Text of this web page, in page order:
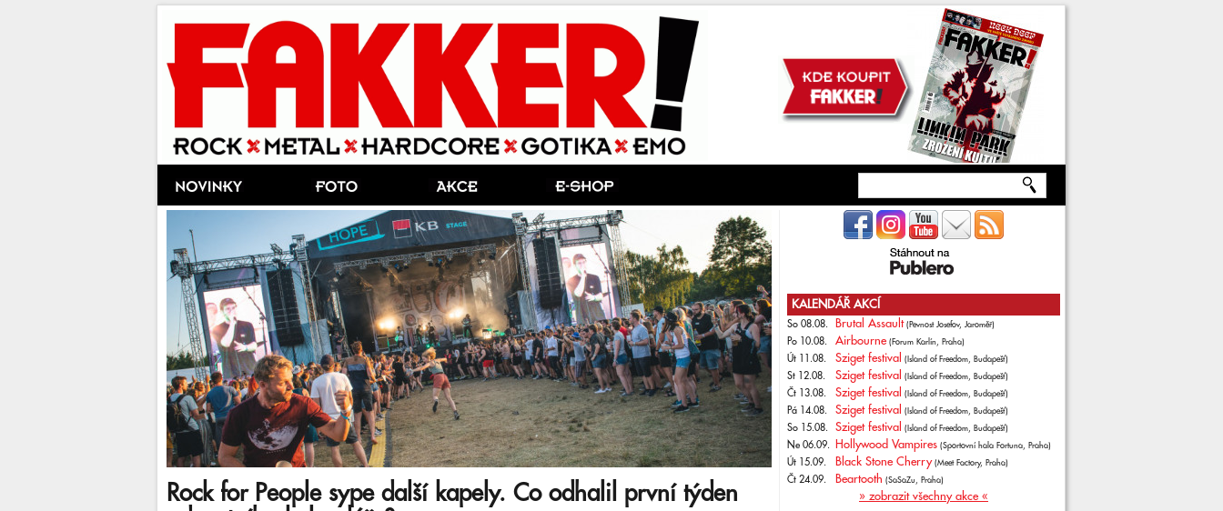
Rock for People sype další kapely. Co odhalil první týden
KALENDÁŘ AKCÍ
So 08.08. Brutal Assault (Pevnost Josefov, Jaroměř)
Po 10.08. Airbourne (Forum Karlín, Praha)
Út 11.08. Sziget festival (Island of Freedom, Budapešť)
St 12.08. Sziget festival (Island of Freedom, Budapešť)
Čt 13.08. Sziget festival (Island of Freedom, Budapešť)
Pá 14.08. Sziget festival (Island of Freedom, Budapešť)
So 15.08. Sziget festival (Island of Freedom, Budapešť)
Ne 06.09. Hollywood Vampires (Sportovní hala Fortuna, Praha)
Út 15.09. Black Stone Cherry (Meet Factory, Praha)
Čt 24.09. Beartooth (SaSaZu, Praha)
» zobrazit všechny akce «